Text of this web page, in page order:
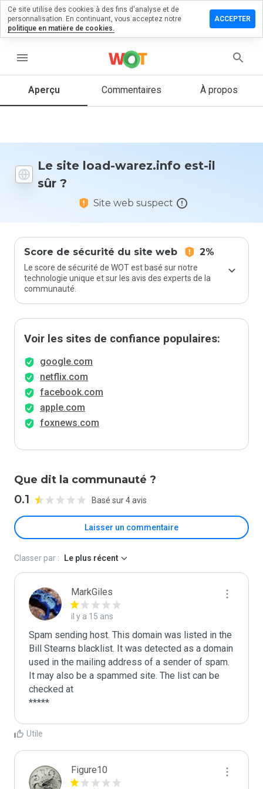
menu
Aperçu Commentaires À propos
Le site load-warez.info est-il
sûr ?
Site web suspect
Score de sécurité du site web 2%
Le score de sécurité de WOT est basé sur notre
technologie unique et sur les avis des experts de la
communauté.
Voir les sites de confiance populaires:
google.com
netflix.com
facebook.com
apple.com
foxnews.com
Que dit la communauté ?
0.1 Basé sur 4 avis
Laisser un commentaire
un
1 et 5
vous à ce
site ?
Classer par : Le plus récent
MarkGiles
il y a 15 ans
Spam sending host. This domain was listed in the
Bill Stearns blacklist. It was detected as a domain
used in the mailing address of a sender of spam.
It may also be a spammed site. The list can be
checked at
Utile
Figure10
Ce site utilise des cookies à des fins d'analyse et de
personnalisation. En continuant, vous acceptez notre
politique en matière de cookies.
ACCEPTER